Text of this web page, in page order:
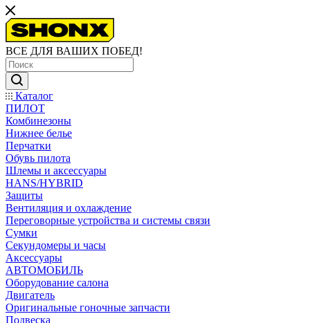
ВСЕ ДЛЯ ВАШИХ ПОБЕД!
Каталог
ПИЛОТ
Комбинезоны
Нижнее белье
Перчатки
Обувь пилота
Шлемы и аксессуары
HANS/HYBRID
Защиты
Вентиляция и охлаждение
Переговорные устройства и системы связи
Сумки
Секундомеры и часы
Аксессуары
АВТОМОБИЛЬ
Оборудование салона
Двигатель
Оригинальные гоночные запчасти
Подвеска